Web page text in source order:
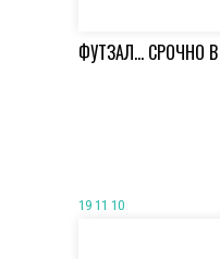
ФУТЗАЛ… СРОЧНО
19 11 10